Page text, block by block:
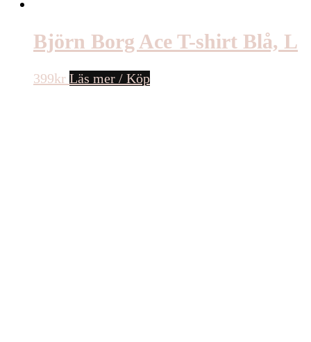
Björn Borg Ace T-shirt Blå, L
399kr Läs mer / Köp